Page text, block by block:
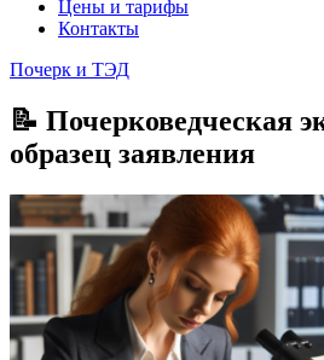
Цены и тарифы
Контакты
Почерк и ТЭД
📝 Почерковедческая
образец заявления